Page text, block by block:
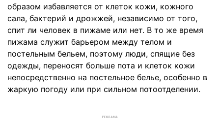
образом избавляется от клеток кожи, кожного
сала, бактерий и дрожжей, независимо от того,
спит ли человек в пижаме или нет. В то же время
пижама служит барьером между телом и
постельным бельем, поэтому люди, спящие без
одежды, переносят больше пота и клеток кожи
непосредственно на постельное белье, особенно в
жаркую погоду или при сильном потоотделении.
РЕКЛАМА